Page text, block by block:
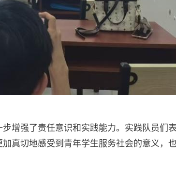
增强了责任意识和实践能力。实践队员们
真切地感受到青年学生服务社会的意义，